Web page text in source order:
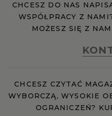
CHCESZ DO NAS
WSPÓŁPRACY Z
MOŻESZ SIĘ Z
CHCESZ CZYTAĆ
WYBORCZĄ, WYSOKIE
OGRANICZEŃ?